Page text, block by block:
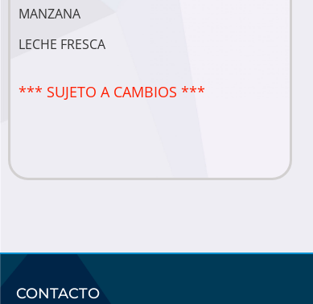
MANZANA
LECHE FRESCA
*** SUJETO A CAMBIOS ***
CONTACTO